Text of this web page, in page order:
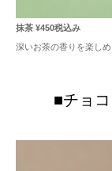
抹茶 ¥450税込み
深いお茶の香りを楽し
■チョコ